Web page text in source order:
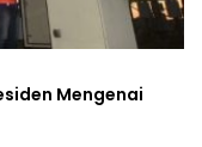
Mengenai